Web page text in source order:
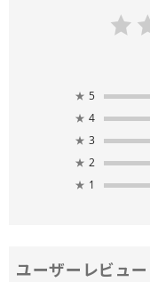
★ 5
★ 4
★ 3
★ 2
★ 1
ユーザーレビュー